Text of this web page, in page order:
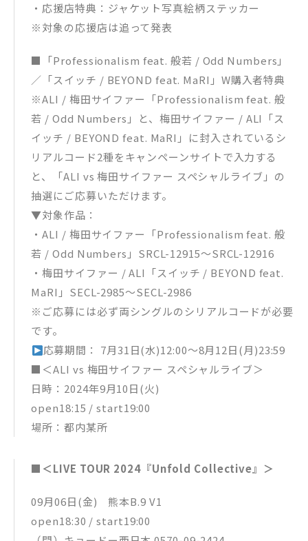
・応援店特典：ジャケット写真絵柄ステッカー
※対象の応援店は追って発表
■「Professionalism feat. 般若 / Odd Numbers」
／「スイッチ / BEYOND feat. MaRI」W購入者特典
※ALI / 梅田サイファー「Professionalism feat. 般
若 / Odd Numbers」と、梅田サイファー / ALI「ス
イッチ / BEYOND feat. MaRI」に封入されているシ
リアルコード2種をキャンペーンサイトで入力する
と、「ALI vs 梅田サイファー スペシャルライブ」の
抽選にご応募いただけます。
▼対象作品：
・ALI / 梅田サイファー「Professionalism feat. 般
若 / Odd Numbers」SRCL-12915～SRCL-12916
・梅田サイファー / ALI「スイッチ / BEYOND feat.
MaRI」SECL-2985〜SECL-2986
※ご応募には必ず両シングルのシリアルコードが必要
です。
応募期間： 7月31日(水)12:00～8月12日(月)23:59
■＜ALI vs 梅田サイファー スペシャルライブ＞
日時：2024年9月10日(火)
open18:15 / start19:00
場所：都内某所
■＜LIVE TOUR 2024『Unfold Collective』＞
09月06日(金) 熊本B.9 V1
open18:30 / start19:00